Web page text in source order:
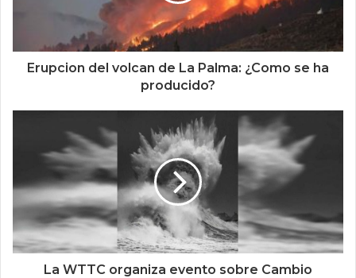
Erupcion del volcan de La Palma: ¿Como se ha
producido?
La WTTC organiza evento sobre Cambio